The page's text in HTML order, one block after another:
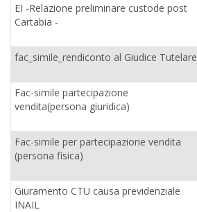
EI -Relazione preliminare custode post
Cartabia -
fac_simile_rendiconto al Giudice Tutelare
Fac-simile partecipazione
vendita(persona giuridica)
Fac-simile per partecipazione vendita
(persona fisica)
Giuramento CTU causa previdenziale
INAIL